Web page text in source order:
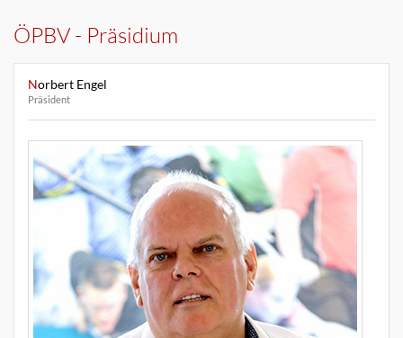
ÖPBV - Präsidium
Norbert Engel
Präsident